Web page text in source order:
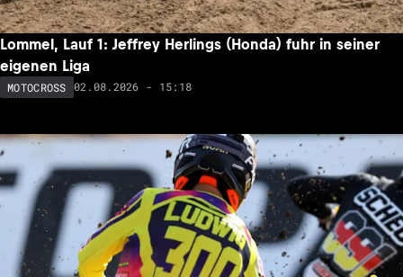
Lommel, Lauf 1: Jeffrey Herlings (Honda) fuhr in seiner
eigenen Liga
MOTOCROSS 02.08.2026 - 15:18